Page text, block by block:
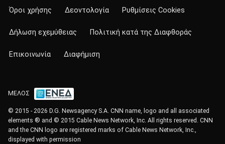
Όροι χρήσης Δεοντολογία Ρυθμίσεις Cookies
Δήλωση εχεμύθειας Πολιτική κατά της Διαφθοράς
Επικοινωνία Διαφήμιση
ΜΕΛΟΣ
© 2015 - 2026 D.G. Newsagency S.A. CNN name, logo and all associated
elements ® and © 2015 Cable News Network, Inc. All rights reserved. CNN
and the CNN logo are registered marks of Cable News Network, Inc.,
displayed with permission